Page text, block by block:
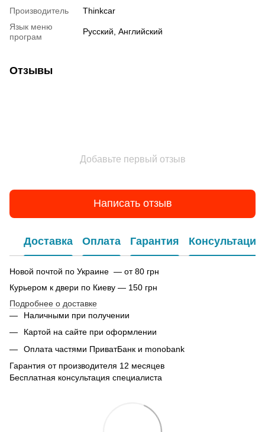
Производитель
Thinkcar
Язык меню
програм
Русский, Английский
Отзывы
Добавьте первый отзыв
Написать отзыв
Доставка Оплата Гарантия Консультация
Новой почтой по Украине — от 80 грн
Курьером к двери по Киеву — 150 грн
Подробнее о доставке
Наличными при получении
Картой на сайте при оформлении
Оплата частями ПриватБанк и monobank
Гарантия от производителя 12 месяцев
Бесплатная консультация специалиста